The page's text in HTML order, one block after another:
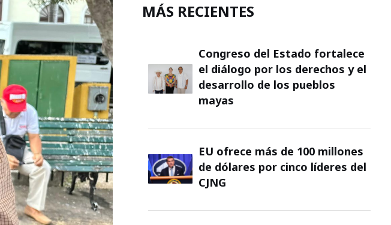
MÁS RECIENTES
Congreso del Estado fortalece
el diálogo por los derechos y el
desarrollo de los pueblos
mayas
EU ofrece más de 100 millones
de dólares por cinco líderes del
CJNG